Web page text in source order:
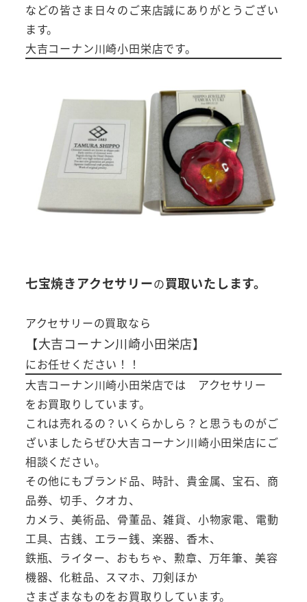
などの皆さま日々のご来店誠にありがとうござい
ます。
大吉コーナン川崎小田栄店です。
七宝焼きアクセサリーの買取いたします。
アクセサリーの買取なら
【大吉コーナン川崎小田栄店】
にお任せください！！
大吉コーナン川崎小田栄店では アクセサリー
をお買取りしています。
これは売れるの？いくらかしら？と思うものがご
ざいましたらぜひ大吉コーナン川崎小田栄店にご
相談ください。
その他にもブランド品、時計、貴金属、宝石、商
品券、切手、クオカ、
カメラ、美術品、骨董品、雑貨、小物家電、電動
工具、古銭、エラー銭、楽器、香木、
鉄瓶、ライター、おもちゃ、勲章、万年筆、美容
機器、化粧品、スマホ、刀剣ほか
さまざまなものをお買取りしています。